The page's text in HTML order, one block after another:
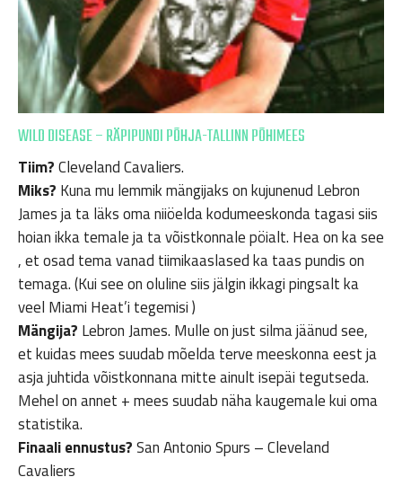
WILD DISEASE – RÄPIPUNDI PÕHJA-TALLINN PÕHIMEES
Tiim?Cleveland Cavaliers.
Miks? Kuna mu lemmik mängijaks on kujunenud Lebron
James ja ta läks oma niiöelda kodumeeskonda tagasi siis
hoian ikka temale ja ta võistkonnale pöialt. Hea on ka see
, et osad tema vanad tiimikaaslased ka taas pundis on
temaga. (Kui see on oluline siis jälgin ikkagi pingsalt ka
veel Miami Heat’i tegemisi )
Mängija? Lebron James. Mulle on just silma jäänud see,
et kuidas mees suudab mõelda terve meeskonna eest ja
asja juhtida võistkonnana mitte ainult isepäi tegutseda.
Mehel on annet + mees suudab näha kaugemale kui oma
statistika.
Finaali ennustus?San Antonio Spurs – Cleveland
Cavaliers